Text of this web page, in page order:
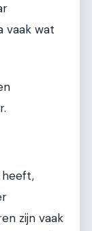
vaak wat
heeft,
zijn vaak